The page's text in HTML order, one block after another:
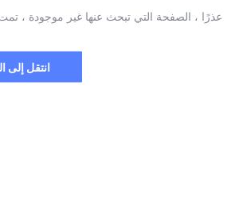
عذرًا ، الصفحة التي تبحث عنها غير موجودة ، تمت
انتقل إلى